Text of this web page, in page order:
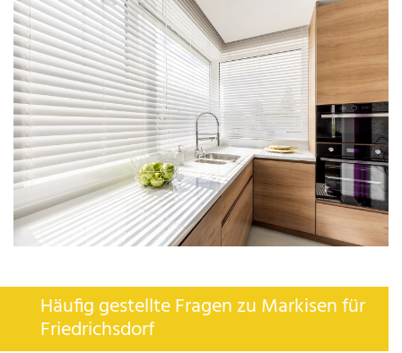
Häufig gestellte Fragen zu Markisen für
Friedrichsdorf